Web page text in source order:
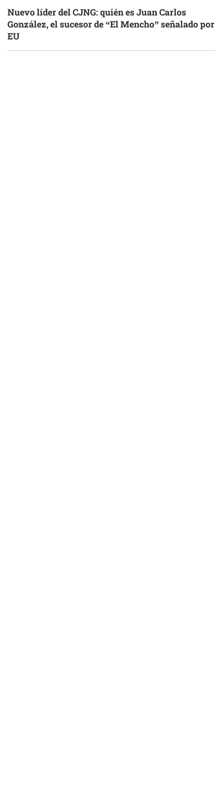
Nuevo líder del CJNG: quién es Juan Carlos
González, el sucesor de “El Mencho” señalado por
EU